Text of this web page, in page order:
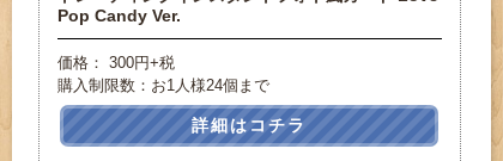
Pop Candy Ver.
価格： 300円+税
購入制限数：お1人様24個まで
詳細はコチラ